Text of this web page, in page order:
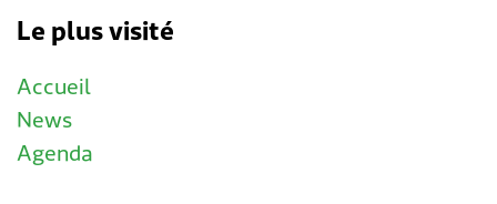
Le plus visité
Accueil
News
Agenda